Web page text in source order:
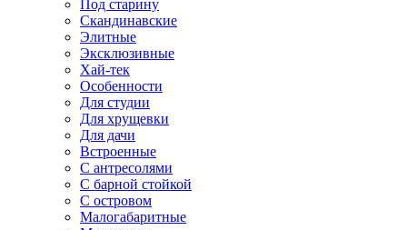
Под старину
Скандинавские
Элитные
Эксклюзивные
Хай-тек
Особенности
Для студии
Для хрущевки
Для дачи
Встроенные
С антресолями
С барной стойкой
С островом
Малогабаритные